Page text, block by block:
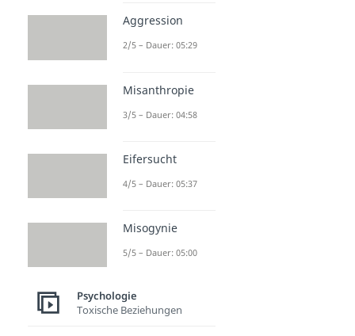
Aggression
2/5 – Dauer: 05:29
Misanthropie
3/5 – Dauer: 04:58
Eifersucht
4/5 – Dauer: 05:37
Misogynie
5/5 – Dauer: 05:00
Psychologie
Toxische Beziehungen